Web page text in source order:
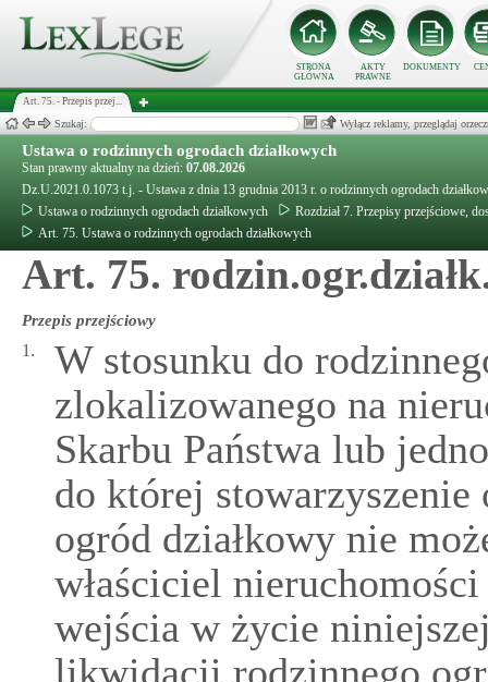
STRONA
GŁÓWNA
AKTY
PRAWNE
DOKUMENTY
Art. 75. - Przepis przej...
Szukaj: Wyłącz reklamy, przeglądaj
Ustawa o rodzinnych ogrodach działkowych
Stan prawny aktualny na dzień: 07.08.2026
Dz.U.2021.0.1073 t.j. - Ustawa z dnia 13 grudnia 2013 r. o rodzinnych ogrodach
Ustawa o rodzinnych ogrodach działkowych
Rozdział 7. Przepisy przejściowe,
Art. 75. Ustawa o rodzinnych ogrodach działkowych
Art. 75.
Przepis przejściowy
1.
W stosunku do
zlokalizowanego na
Skarbu Państwa lub
do której
ogród działkowy nie
właściciel
wejścia w życie
likwidacji rodzinnego